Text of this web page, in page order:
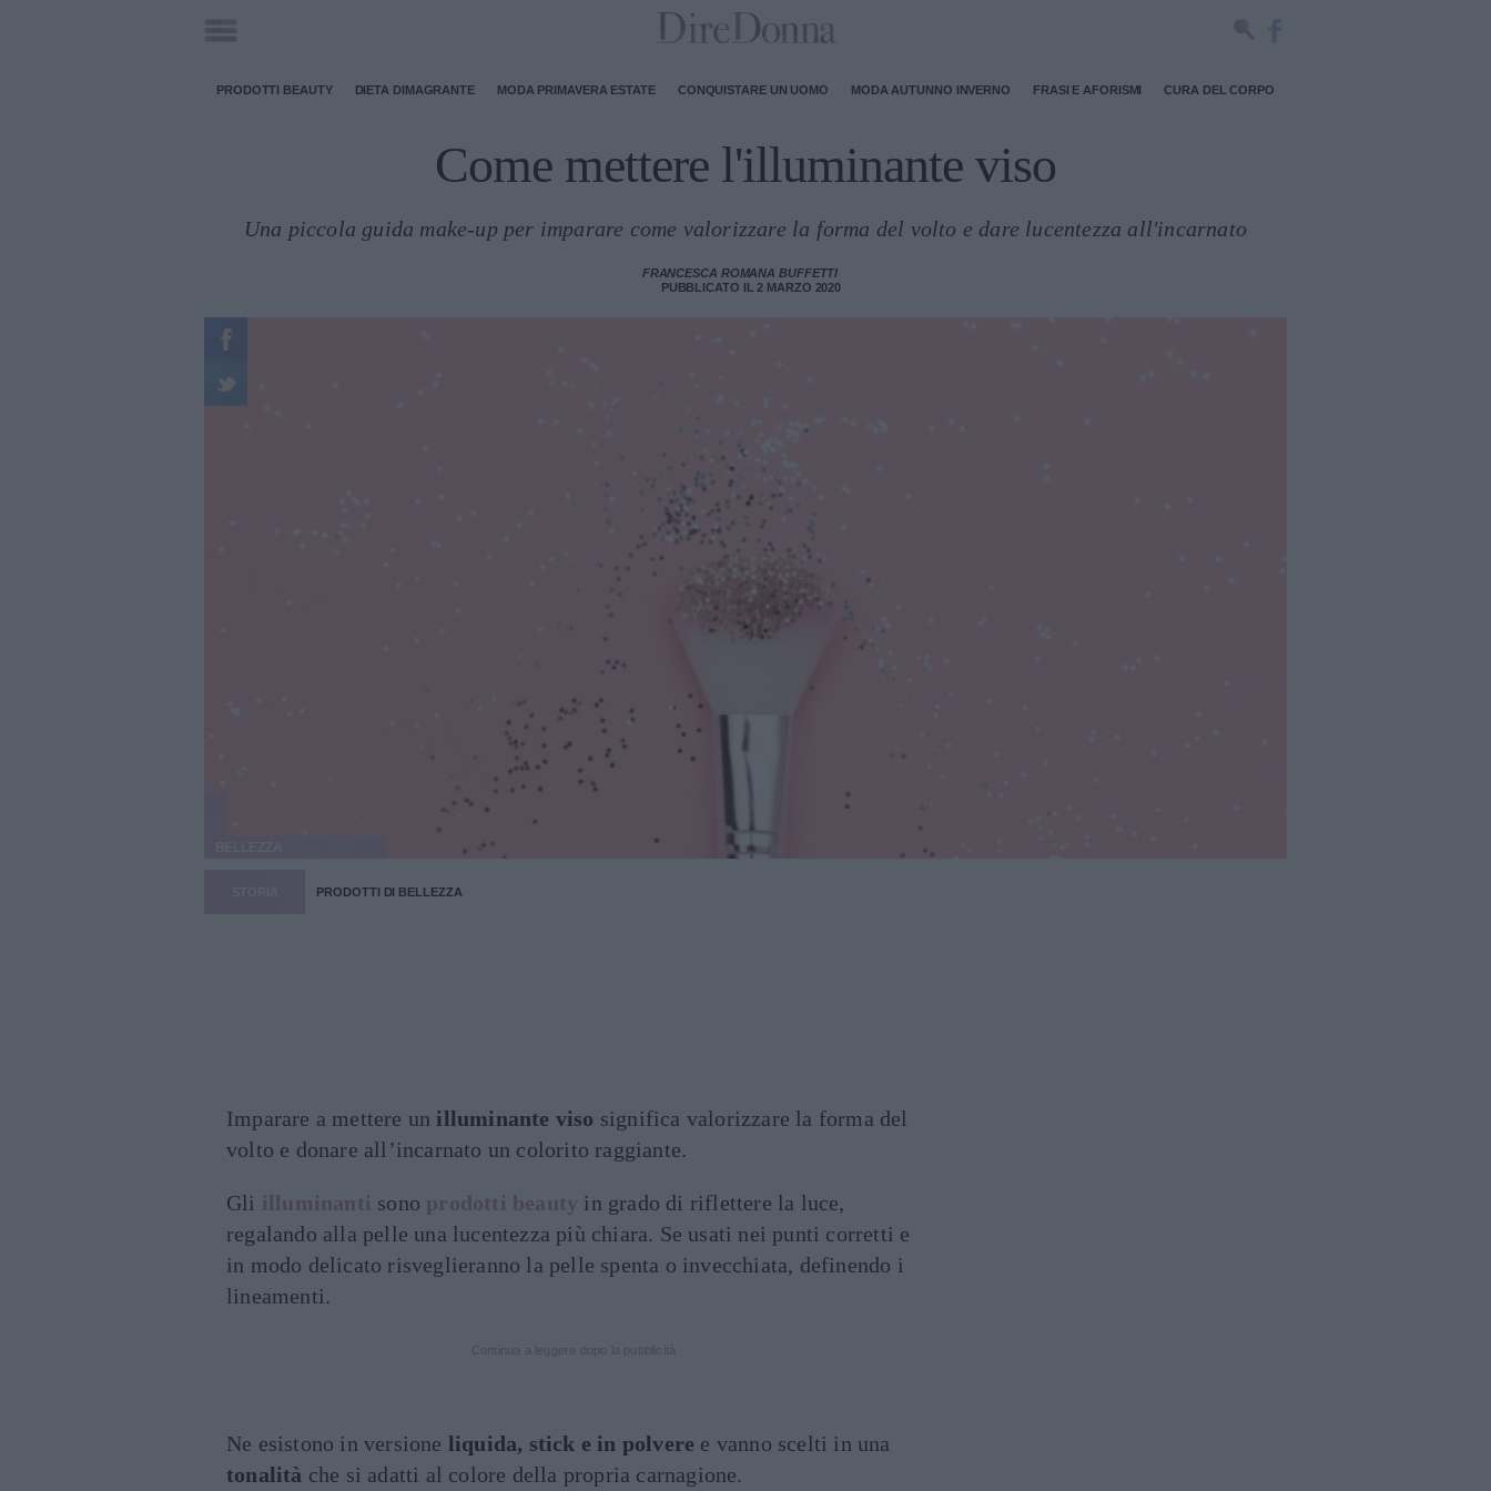
PRODOTTI BEAUTY DIETA DIMAGRANTE MODA PRIMAVERA ESTATE CONQUISTARE UN UOMO MODA AUTUNNO INVERNO FRASI E AFORISMI CURA DEL CORPO
Come mettere l'illuminante viso
Una piccola guida make-up per imparare come valorizzare la forma del volto e dare lucentezza all'incarnato
FRANCESCA ROMANA BUFFETTI
PUBBLICATO IL 2 MARZO 2020
PRODOTTI DI BELLEZZA
Imparare a mettere un illuminante viso significa valorizzare la forma del
volto e donare all’incarnato un colorito raggiante.
Gli illuminanti sono prodotti beauty in grado di riflettere la luce,
regalando alla pelle una lucentezza più chiara. Se usati nei punti corretti e
in modo delicato risveglieranno la pelle spenta o invecchiata, definendo i
lineamenti.
Ne esistono in versione liquida, stick e in polvere e vanno scelti in una
tonalità che si adatti al colore della propria carnagione.